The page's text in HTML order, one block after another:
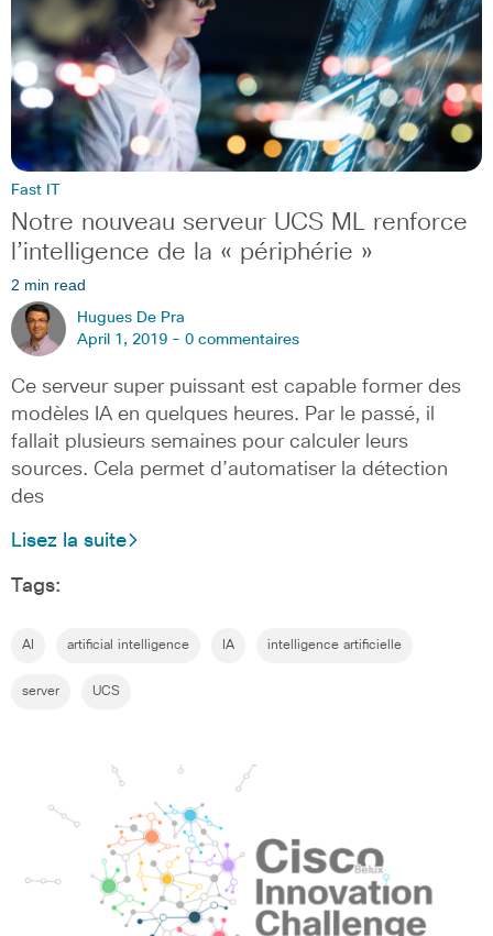
Fast IT
Notre nouveau serveur UCS ML renforce
l’intelligence de la « périphérie »
2 min read
Hugues De Pra
April 1, 2019 - 0 commentaires
Ce serveur super puissant est capable former des
modèles IA en quelques heures. Par le passé, il
fallait plusieurs semaines pour calculer leurs
sources. Cela permet d’automatiser la détection
des
Lisez la suite
Tags:
AI artificial intelligence IA intelligence artificielle
server UCS